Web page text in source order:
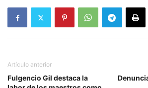
Artículo anterior
Fulgencio Gil destaca la